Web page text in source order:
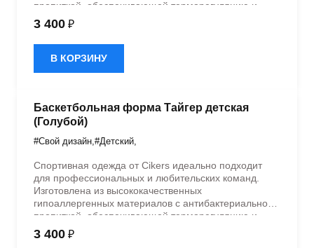
пропиткой, обеспечивающей терморегуляцию и
быстрое влагоотведение. Одежда обладает
эластичностью в 5 направлениях и стильным
дизайном.
3 400 ₽
В КОРЗИНУ
Баскетбольная форма Тайгер детская
(Голубой)
#Свой дизайн #Детский
Спортивная одежда от Cikers идеально подходит
для профессиональных и любительских команд.
Изготовлена из высококачественных
гипоаллергенных материалов с антибактериальной
пропиткой, обеспечивающей терморегуляцию и
быстрое влагоотведение. Одежда обладает
эластичностью в 5 направлениях и стильным
3 400 ₽